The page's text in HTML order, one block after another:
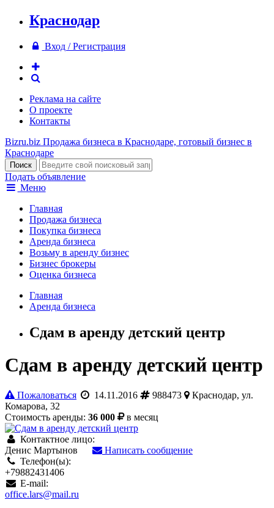
Краснодар
Вход / Регистрация
Реклама на сайте
О проекте
Контакты
Bizru.biz Продажа бизнеса в Краснодаре, готовый бизнес в
Краснодаре
Подать объявление
Меню
Главная
Продажа бизнеса
Покупка бизнеса
Аренда бизнеса
Возьму в аренду бизнес
Бизнес брокеры
Оценка бизнеса
Главная
Аренда бизнеса
Сдам в аренду детский центр
Сдам в аренду детский центр
Пожаловаться 14.11.2016 988473
Краснодар, ул.
Комарова, 32
Стоимость аренды: 36 000 в месяц
Контактное лицо:
Денис Мартынов
Написать сообщение
Телефон(ы):
+79882431406
E-mail:
office.lars@mail.ru